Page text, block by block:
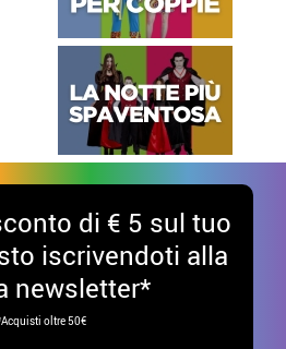
di € 5 sul tuo
iscrivendoti alla
newsletter*
oltre 50€